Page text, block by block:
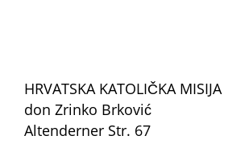
HRVATSKA KATOLIČKA MISIJA
don Zrinko Brković
Altenderner Str. 67